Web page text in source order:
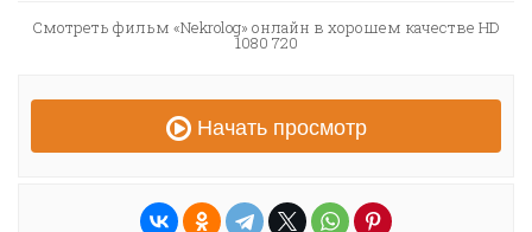
Смотреть фильм «Nekrolog» онлайн в хорошем качестве HD
1080 720
Начать просмотр